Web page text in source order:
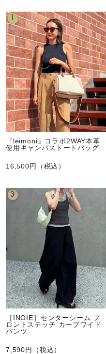
1
『leimoni』コラボ2WAY本革
使用キャンバストートバッグ
16,500円（税込）
3
［INOIE］センターシーム フ
ロントステッチ カーブワイド
パンツ
7,590円（税込）